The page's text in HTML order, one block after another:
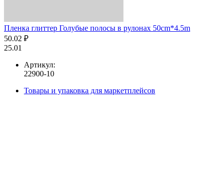
Пленка глиттер Голубые полосы в рулонах 50cm*4.5m
50.02 ₽
25.01
Артикул:
22900-10
Товары и упаковка для маркетплейсов